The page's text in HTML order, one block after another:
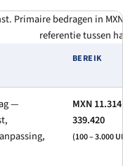
Primaire bedragen in
referentie tussen
BEREIK
—
MXN
339.420
(100 – 3.000